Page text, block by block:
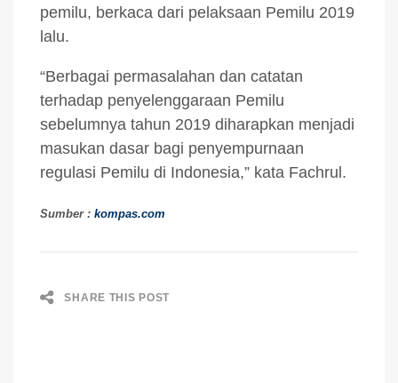
pemilu, berkaca dari pelaksaan Pemilu 2019
lalu.
“Berbagai permasalahan dan catatan
terhadap penyelenggaraan Pemilu
sebelumnya tahun 2019 diharapkan menjadi
masukan dasar bagi penyempurnaan
regulasi Pemilu di Indonesia,” kata Fachrul.
Sumber : kompas.com
SHARE THIS POST